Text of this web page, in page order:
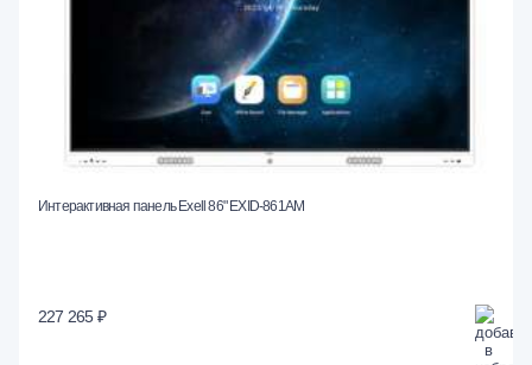
Интерактивная панель Exell 86" EXID-861AM
227 265 ₽